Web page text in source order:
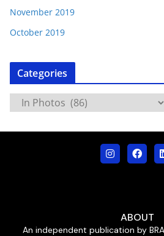
November 2019
October 2019
Categories
ABOUT
An independent publication by